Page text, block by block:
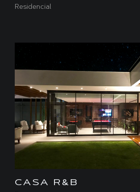
Residencial
CASA R&B